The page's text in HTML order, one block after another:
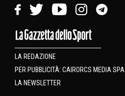
LA REDAZIONE
PER PUBBLICITÀ: CAIRORCS MEDIA SPA
LA NEWSLETTER